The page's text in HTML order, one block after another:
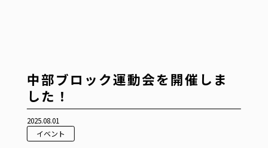
中部ブロック運動会を開催しま
した！
2025.08.01
イベント